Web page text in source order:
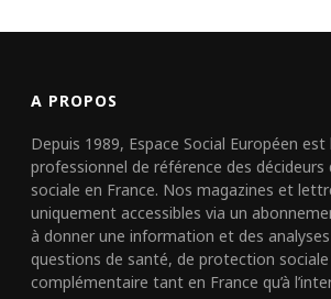
A PROPOS
Depuis 1989, Espace Social Européen
professionnel de référence des
sociale en France. Nos magazines et
uniquement accessibles via un
à donner une information et des
questions de santé, de protection
complémentaire tant en France qu’à